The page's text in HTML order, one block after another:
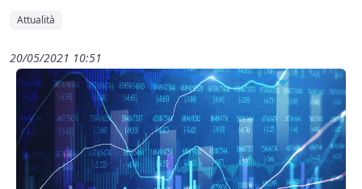
Attualità
20/05/2021 10:51